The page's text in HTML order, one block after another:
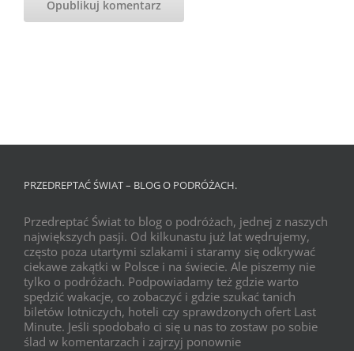
PRZEDREPTAĆ ŚWIAT – BLOG O PODRÓŻACH.
Przedreptać Świat to blog o podróżach, jednej z naszych
największych pasji. Od kilkunastu już lat wędrujemy,
często poza utartymi szlakami i staramy się odkrywać
ciekawe zakątki w Polsce i na świecie. Ale piszemy nie
tylko o podróżach. Podpowiadamy też gdzie warto
spędzić wakacje, co zobaczyć i gdzie szukać tanich
biletów lotniczych, hoteli czy sprawdzonych ofert Last
Minute. Jeśli spodobało ci się u nas to zostaw po sobie
ślad w komentarzach i zajrzyj ponownie